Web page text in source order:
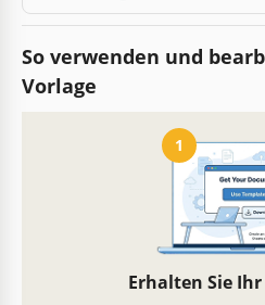
So verwenden und
Vorlage
1
Erhalten Sie